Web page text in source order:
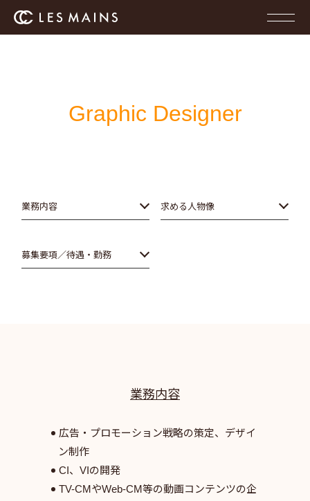
Graphic Designer
業務内容 求める人物像
募集要項／待遇・勤務
業務内容
広告・プロモーション戦略の策定、デザイ
ン制作
CI、VIの開発
TV-CMやWeb-CM等の動画コンテンツの企